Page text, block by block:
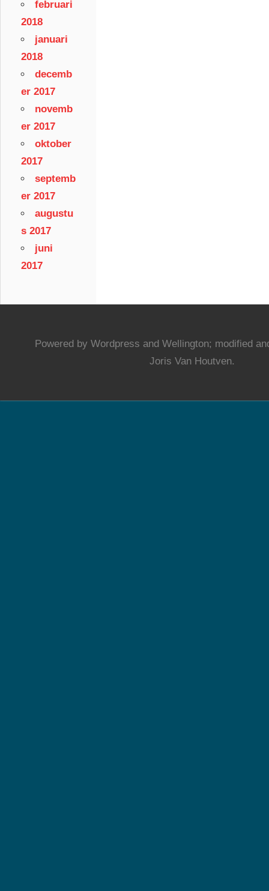
februari
2018
januari
2018
decemb
er 2017
novemb
er 2017
oktober
2017
septemb
er 2017
augustu
s 2017
juni
2017
Powered by Wordpress and Wellington; modified
Joris Van Houtven.